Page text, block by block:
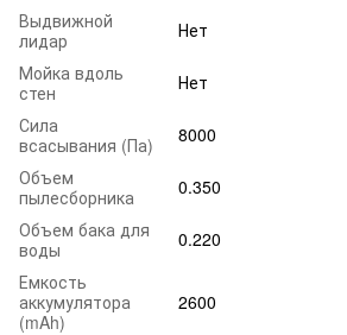
Выдвижной
лидар
Нет
Мойка вдоль
стен
Нет
Сила
всасывания (Па)
8000
Объем
пылесборника
0.350
Объем бака для
воды
0.220
Емкость
аккумулятора
(mAh)
2600